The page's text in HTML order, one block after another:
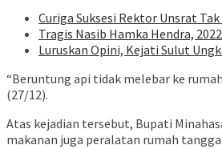
Curiga Suksesi Rektor Unsrat
Tragis Nasib Hamka Hendra,
Luruskan Opini, Kejati Sulut
“Beruntung api tidak melebar ke
(27/12).
Atas kejadian tersebut, Bupati
makanan juga peralatan rumah tangga.